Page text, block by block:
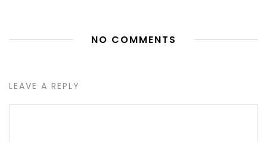
NO COMMENTS
LEAVE A REPLY